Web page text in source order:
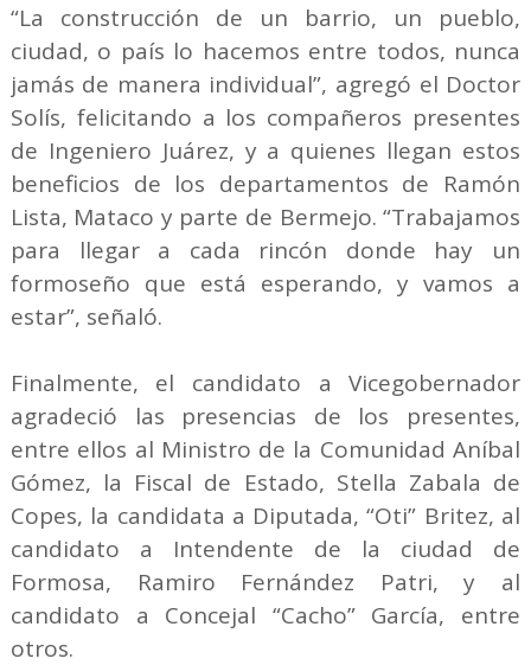
“La construcción de un barrio, un pueblo,
ciudad, o país lo hacemos entre todos, nunca
jamás de manera individual”, agregó el Doctor
Solís, felicitando a los compañeros presentes
de Ingeniero Juárez, y a quienes llegan estos
beneficios de los departamentos de Ramón
Lista, Mataco y parte de Bermejo. “Trabajamos
para llegar a cada rincón donde hay un
formoseño que está esperando, y vamos a
estar”, señaló.
Finalmente, el candidato a Vicegobernador
agradeció las presencias de los presentes,
entre ellos al Ministro de la Comunidad Aníbal
Gómez, la Fiscal de Estado, Stella Zabala de
Copes, la candidata a Diputada, “Oti” Britez, al
candidato a Intendente de la ciudad de
Formosa, Ramiro Fernández Patri, y al
candidato a Concejal “Cacho” García, entre
otros.